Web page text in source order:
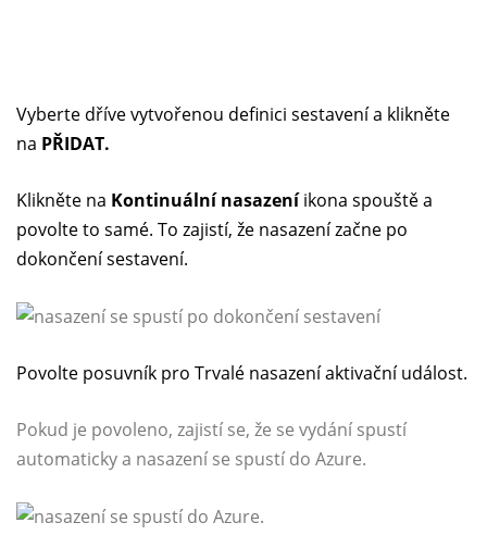
Vyberte dříve vytvořenou definici sestavení a klikněte
na PŘIDAT.
Klikněte na Kontinuální nasazeníikona spouště a
povolte to samé. To zajistí, že nasazení začne po
dokončení sestavení.
Povolte posuvník pro Trvalé nasazení aktivační událost.
Pokud je povoleno, zajistí se, že se vydání spustí
automaticky a nasazení se spustí do Azure.